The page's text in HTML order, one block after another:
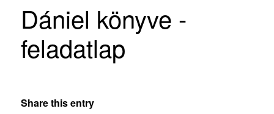
Dániel könyve -
feladatlap
Share this entry